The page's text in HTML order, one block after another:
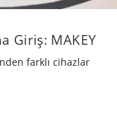
Giriş: MAKEY
farklı cihazlar